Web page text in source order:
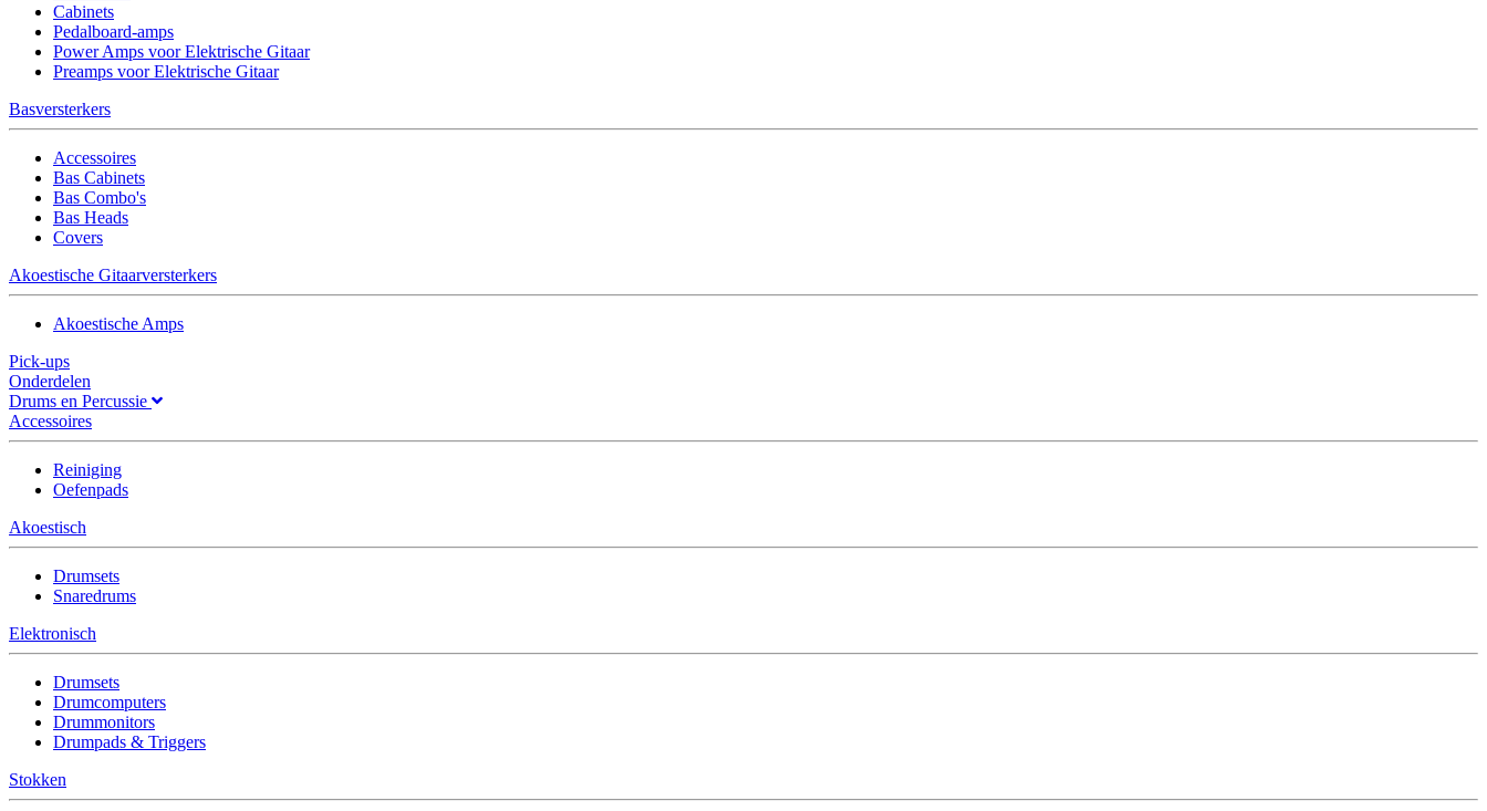
Cabinets
Pedalboard-amps
Power Amps voor Elektrische Gitaar
Preamps voor Elektrische Gitaar
Basversterkers
Accessoires
Bas Cabinets
Bas Combo's
Bas Heads
Covers
Akoestische Gitaarversterkers
Akoestische Amps
Pick-ups
Onderdelen
Drums en Percussie
Accessoires
Reiniging
Oefenpads
Akoestisch
Drumsets
Snaredrums
Elektronisch
Drumsets
Drumcomputers
Drummonitors
Drumpads & Triggers
Stokken